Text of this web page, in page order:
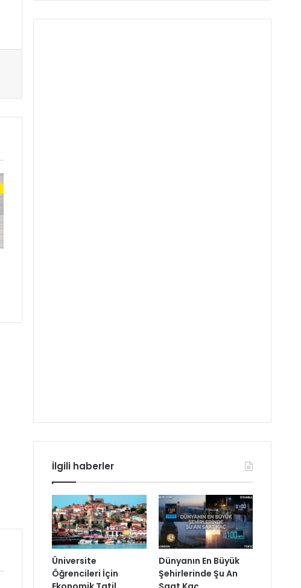
İlgili haberler
Üniversite
Öğrencileri İçin
Dünyanın En Büyük
Şehirlerinde Şu An